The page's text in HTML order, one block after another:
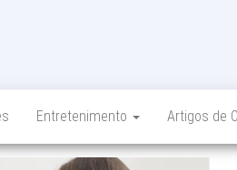
Entretenimento Artigos de